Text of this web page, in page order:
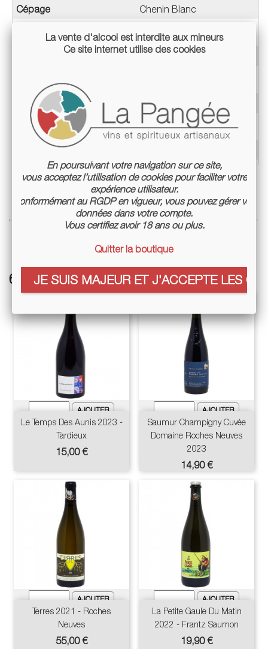
Cépage Chenin Blanc
Millésime 2021
VDF / Sans appellation
Label AB
Mode de culture Culture biologique certifiée
Conditionnement
6 autres références associées :
Le Temps Des Aunis 2023 -
Tardieux
Prix
15,00 €
Saumur Champigny Cuvée
Domaine Roches Neuves
2023
Prix
14,90 €
Terres 2021 - Roches
Neuves
Prix
55,00 €
La Petite Gaule Du Matin
2022 - Frantz Saumon
Prix
19,90 €
La vente d'alcool est interdite aux mineurs
Ce site internet utilise des cookies
En poursuivant votre navigation sur ce site,
vous acceptez l’utilisation de cookies pour faciliter votre
expérience utilisateur.
Conformément au RGDP en vigueur, vous pouvez gérer vos
données dans votre compte.
Vous certifiez avoir 18 ans ou plus.
Quitter la boutique
JE SUIS MAJEUR ET J'ACCEPTE LES